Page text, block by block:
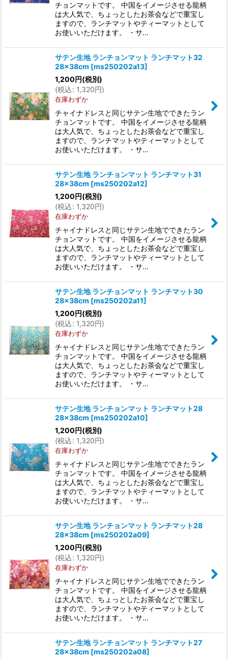
チョンマットです。 中国をイメージさせる龍柄
は大人気で、ちょっとしたお茶会などで重宝し
ますので、ランチマットやティーマットとして
お使いいただけます。 ・サ…
サテン生地 ランチョンマット ランチマット32
28×38cm [ms250202a13]
1,200円(税別)
(税込: 1,320円)
在庫わずか
チャイナドレスと同じサテン生地でできたラン
チョンマットです。 中国をイメージさせる龍柄
は大人気で、ちょっとしたお茶会などで重宝し
ますので、ランチマットやティーマットとして
お使いいただけます。 ・サ…
サテン生地 ランチョンマット ランチマット31
28×38cm [ms250202a12]
1,200円(税別)
(税込: 1,320円)
在庫わずか
チャイナドレスと同じサテン生地でできたラン
チョンマットです。 中国をイメージさせる龍柄
は大人気で、ちょっとしたお茶会などで重宝し
ますので、ランチマットやティーマットとして
お使いいただけます。 ・サ…
サテン生地 ランチョンマット ランチマット30
28×38cm [ms250202a11]
1,200円(税別)
(税込: 1,320円)
在庫わずか
チャイナドレスと同じサテン生地でできたラン
チョンマットです。 中国をイメージさせる龍柄
は大人気で、ちょっとしたお茶会などで重宝し
ますので、ランチマットやティーマットとして
お使いいただけます。 ・サ…
サテン生地 ランチョンマット ランチマット28
28×38cm [ms250202a10]
1,200円(税別)
(税込: 1,320円)
在庫わずか
チャイナドレスと同じサテン生地でできたラン
チョンマットです。 中国をイメージさせる龍柄
は大人気で、ちょっとしたお茶会などで重宝し
ますので、ランチマットやティーマットとして
お使いいただけます。 ・サ…
サテン生地 ランチョンマット ランチマット28
28×38cm [ms250202a09]
1,200円(税別)
(税込: 1,320円)
在庫わずか
チャイナドレスと同じサテン生地でできたラン
チョンマットです。 中国をイメージさせる龍柄
は大人気で、ちょっとしたお茶会などで重宝し
ますので、ランチマットやティーマットとして
お使いいただけます。 ・サ…
サテン生地 ランチョンマット ランチマット27
28×38cm [ms250202a08]